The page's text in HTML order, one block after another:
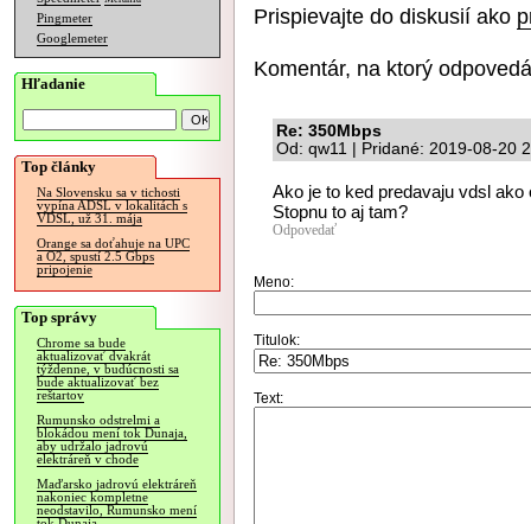
Pingmeter
Googlemeter
Hľadanie
Top články
Na Slovensku sa v tichosti
vypína ADSL v lokalitách s
VDSL, už 31. mája
Orange sa doťahuje na UPC
a O2, spustí 2.5 Gbps
pripojenie
Top správy
Chrome sa bude
aktualizovať dvakrát
týždenne, v budúcnosti sa
bude aktualizovať bez
reštartov
Rumunsko odstrelmi a
blokádou mení tok Dunaja,
aby udržalo jadrovú
elektráreň v chode
Maďarsko jadrovú elektráreň
nakoniec kompletne
neodstavilo, Rumunsko mení
Prispievajte do diskusií ako
Komentár, na ktorý
Re: 350Mbps
Od: qw11 | Pridané: 2019-08-20
Ako je to ked predavaju vdsl
Stopnu to aj tam?
Odpovedať
Meno:
Titulok:
Text: